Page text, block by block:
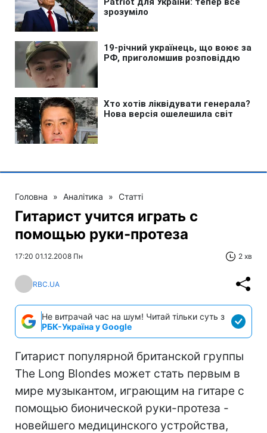
Головна » Аналітика » Статті
Гитарист учится играть с
помощью руки-протеза
17:20 01.12.2008 Пн 2 хв
RBC.UA
Не витрачай час на шум! Читай тільки суть з
РБК-Україна у Google
Гитарист популярной британской группы
The Long Blondes может стать первым в
мире музыкантом, играющим на гитаре с
помощью бионической руки-протеза -
новейшего медицинского устройства,